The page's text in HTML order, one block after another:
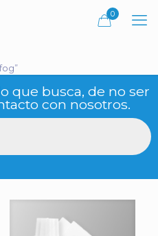
0
que busca, de no ser
con nosotros.